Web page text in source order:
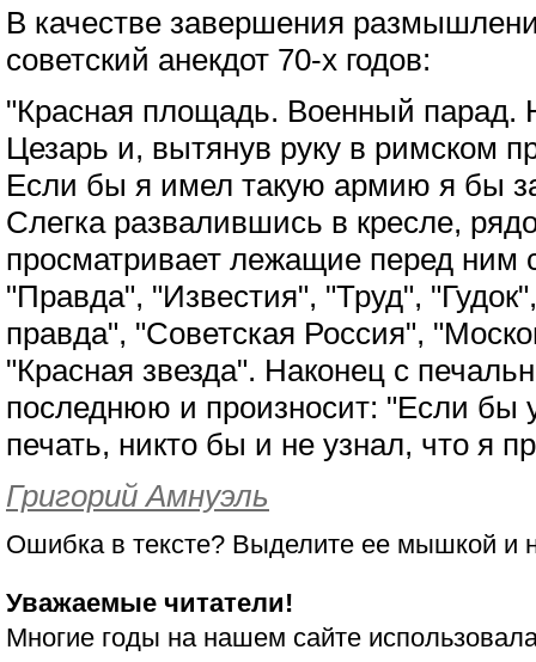
В качестве завершения
советский анекдот 70-х годов:
"Красная площадь. Военный парад.
Цезарь и, вытянув руку в римском
Если бы я имел такую армию я бы
Слегка развалившись в кресле,
просматривает лежащие перед ним
"Правда", "Известия", "Труд",
правда", "Советская Россия",
"Красная звезда". Наконец с
последнюю и произносит: "Если бы
печать, никто бы и не узнал, что я
Григорий Амнуэль
Ошибка в тексте? Выделите ее мышкой и
Уважаемые читатели!
Многие годы на нашем сайте